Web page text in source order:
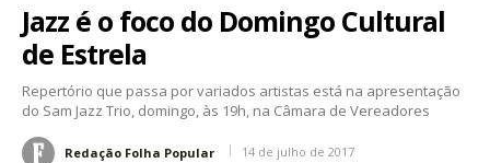
Jazz é o foco do Domingo Cultural
de Estrela
Repertório que passa por variados artistas está na apresentação
do Sam Jazz Trio, domingo, às 19h, na Câmara de Vereadores
Redação Folha Popular 14 de julho de 2017